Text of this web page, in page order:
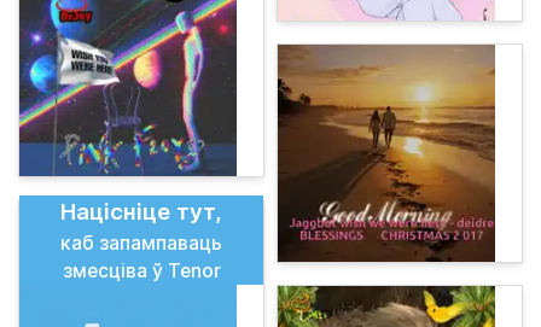
Націсніце тут,
каб запампаваць
змесціва ў Tenor